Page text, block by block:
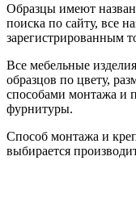
Образцы имеют
поиска по сайту, все
зарегистрированным
Все мебельные
образцов по цвету,
способами монтажа и
фурнитуры.
Способ монтажа и
выбирается